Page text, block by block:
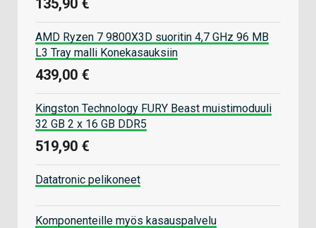
135,90 €
AMD Ryzen 7 9800X3D suoritin 4,7 GHz 96 MB
L3 Tray malli Konekasauksiin
439,00 €
Kingston Technology FURY Beast muistimoduuli
32 GB 2 x 16 GB DDR5
519,90 €
Datatronic pelikoneet
Komponenteille myös kasauspalvelu